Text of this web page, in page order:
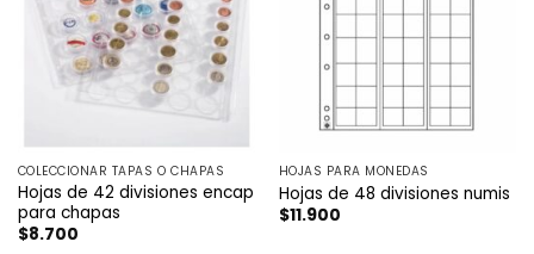
COLECCIONAR TAPAS O CHAPAS
Hojas de 42 divisiones encap
para chapas
$8.700
HOJAS PARA MONEDAS
Hojas de 48 divisiones numis
$11.900